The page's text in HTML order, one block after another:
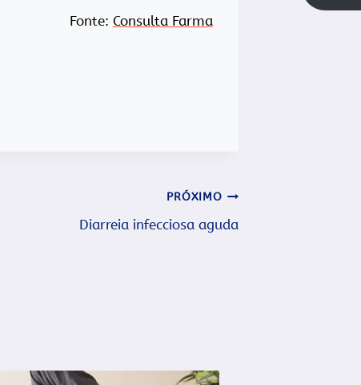
Fonte: Consulta Farma
PRÓXIMO
Diarreia infecciosa aguda